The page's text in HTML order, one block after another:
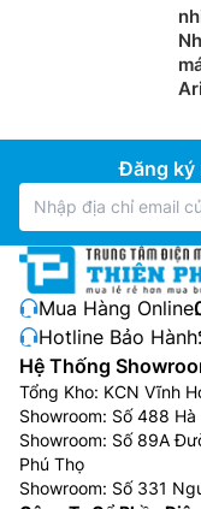
mọi lúc mọi nơi
Với chức năng tích
dụng Panasonic
nhiều máy điều
hay từ xa. Điều
hòa không khí từ
dụng các máy điều
thống kê điện
lỗi giúp khắc phục
thiết bị di động.
Đăng ký
Mua Hàng Online:
Hotline Bảo Hành:
Hệ Thống
Tổng Kho: KCN Vĩnh
Showroom: Số 488
Showroom: Số 89A
Phú Thọ
Showroom: Số 331